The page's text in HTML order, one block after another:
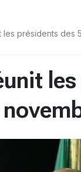
les présidents des